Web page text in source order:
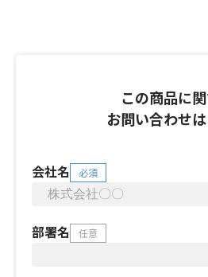
この商品に
お問い合わせ
会社名 必須
部署名 任意